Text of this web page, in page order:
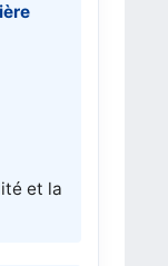
et la